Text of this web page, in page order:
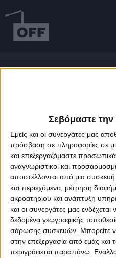
Σεβόμαστε την
Εμείς και οι συνεργάτες μας
πρόσβαση σε πληροφορίες σε
και επεξεργαζόμαστε
αναγνωριστικοί και
αποστέλλονται από μια συσκευή
και περιεχόμενο, μέτρηση
ακροατηρίου και ανάπτυξη
και οι συνεργάτες μας
δεδομένα γεωγραφικής
σάρωσης συσκευών. Μπορείτε να
στην επεξεργασία από εμάς και
περιγράφεται παραπάνω.
About Offradio Business Class
Designed & developed by